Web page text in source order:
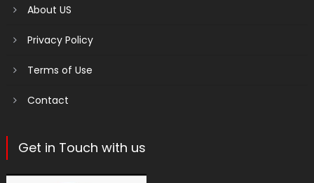
About US
Privacy Policy
Terms of Use
Contact
Get in Touch with us